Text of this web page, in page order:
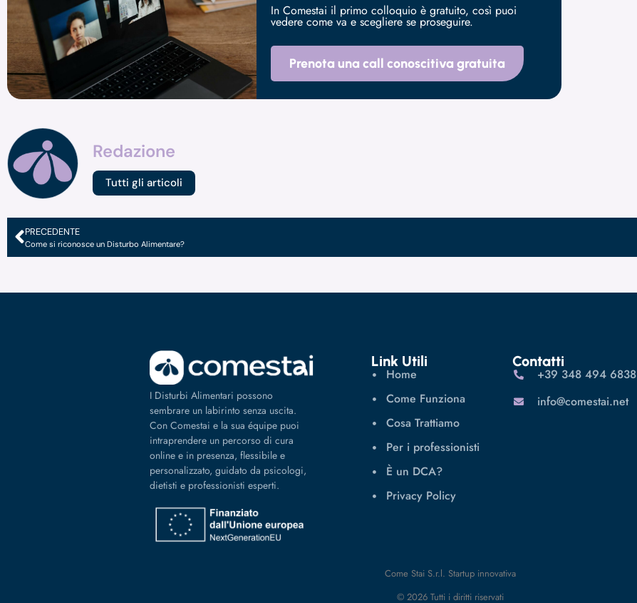
In Comestai il primo colloquio è gratuito, così puoi
vedere come va e scegliere se proseguire.
Prenota una call conoscitiva gratuita
Redazione
Tutti gli articoli
PRECEDENTE
Come si riconosce un Disturbo Alimentare?
I Disturbi Alimentari possono
sembrare un labirinto senza uscita.
Con Comestai e la sua équipe puoi
intraprendere un percorso di cura
online e in presenza, flessibile e
personalizzato, guidato da psicologi,
dietisti e professionisti esperti.
Link Utili
Home
Come Funziona
Cosa Trattiamo
Per i professionisti
È un DCA?
Privacy Policy
Contatti
‪+39 348 494 6838
info@comestai.net
Come Stai S.r.l. Startup innovativa
© 2026 Tutti i diritti riservati